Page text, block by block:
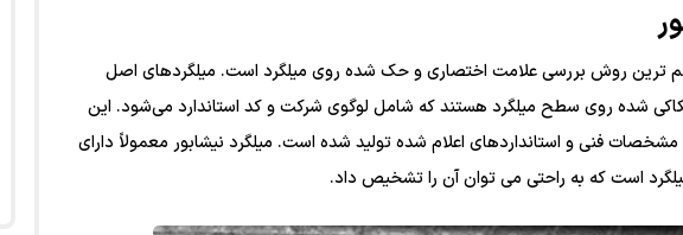
‌ترین روش بررسی علامت اختصاری و حک شده روی میلگرد است. میلگردهای اصل
شده روی سطح میلگرد هستند که شامل لوگوی شرکت و کد استاندارد می‌شود. این
فنی و استانداردهای اعلام شده تولید شده است. میلگرد نیشابور معمولاً دارای
است که به راحتی می ‌توان آن را تشخیص داد.